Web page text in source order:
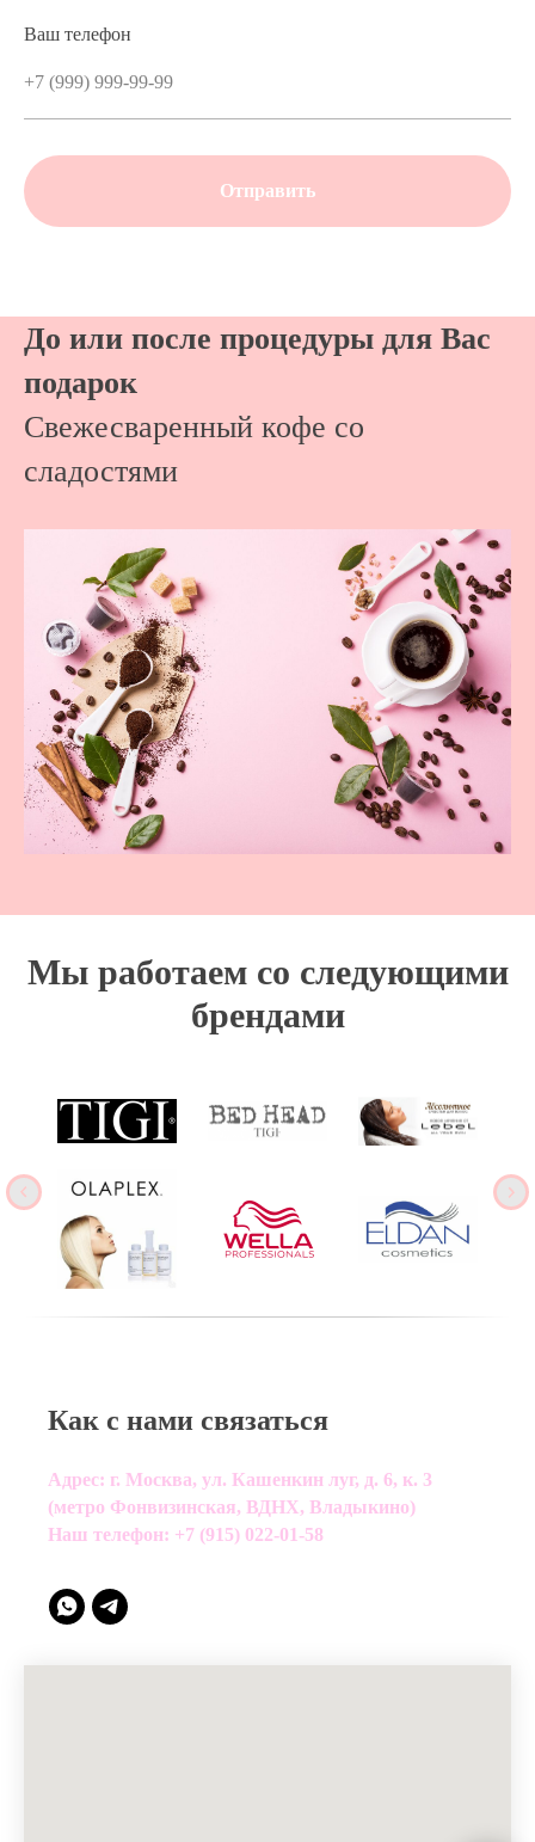
Ваш телефон
Отправить
До или после процедуры для Вас
подарок
Свежесваренный кофе со
сладостями
Мы работаем со следующими
брендами
Как с нами связаться
Адрес: г. Москва, ул. Кашенкин луг, д. 6, к. 3
(метро Фонвизинская, ВДНХ, Владыкино)
Наш телефон: +7 (915) 022-01-58